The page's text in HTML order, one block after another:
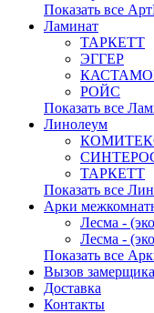
Показать все
Ламинат
ТАРКЕТТ
ЭГГЕР
РОЙС
Показать все
Линолеум
ТАРКЕТТ
Показать все
Арки
Лесма -
Лесма -
Показать все
Вызов замерщика
Доставка
Контакты